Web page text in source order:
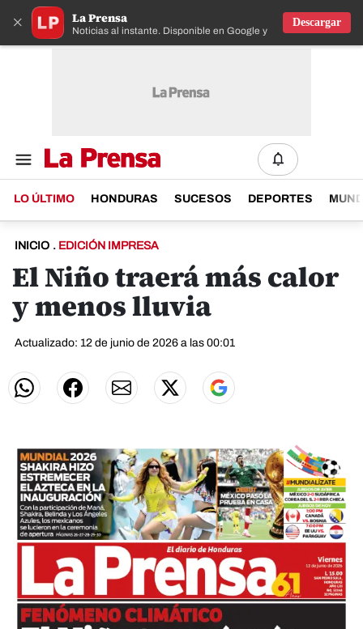
× La Prensa
Noticias al instante. Disponible en Google y IOS
Descargar
LO ÚLTIMO HONDURAS SUCESOS DEPORTES
INICIO . EDICIÓN IMPRESA
El Niño traerá más calor
y menos lluvia
Actualizado: 12 de junio de 2026 a las 00:01